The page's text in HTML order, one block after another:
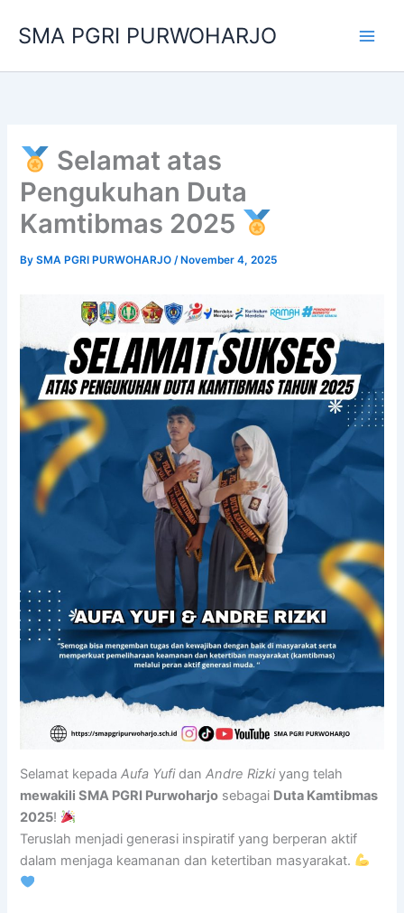
SMA PGRI PURWOHARJO
Selamat atas
Pengukuhan Duta
Kamtibmas 2025
BySMA PGRI PURWOHARJO/ November 4, 2025
Selamat kepadaAufa YufidanAndre Rizkiyang telah
mewakili SMA PGRI Purwoharjo sebagai Duta Kamtibmas
2025!
Teruslah menjadi generasi inspiratif yang berperan aktif
dalam menjaga keamanan dan ketertiban masyarakat.